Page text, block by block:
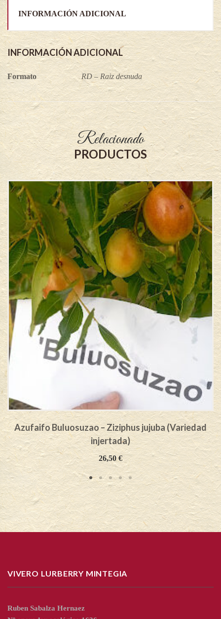
INFORMACIÓN ADICIONAL
INFORMACIÓN ADICIONAL
Formato RD – Raiz desnuda
Relacionado
PRODUCTOS
Azufaifo Buluosuzao – Ziziphus jujuba (Variedad
injertada)
26,50€
VIVERO LURBERRY MINTEGIA
Ruben Sabalza Hernaez